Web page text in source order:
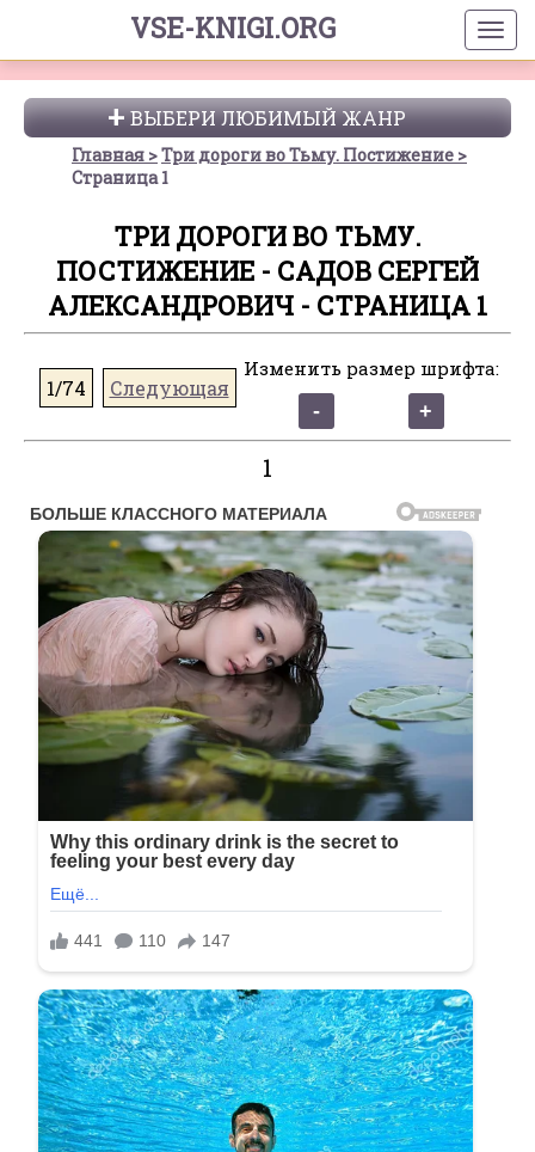
VSE-KNIGI.ORG
ВЫБЕРИ ЛЮБИМЫЙ ЖАНР
Главная
Три дороги во Тьму. Постижение
Страница 1
ТРИ ДОРОГИ ВО ТЬМУ.
ПОСТИЖЕНИЕ - САДОВ СЕРГЕЙ
АЛЕКСАНДРОВИЧ - СТРАНИЦА 1
1/74 Следующая
Изменить размер шрифта:
1